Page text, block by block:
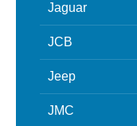
Jaguar
JCB
Jeep
JMC